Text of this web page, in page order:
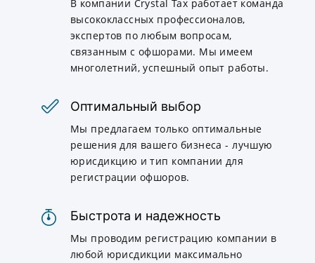
В компании Crystal Tax работает команда
высококлассных профессионалов,
экспертов по любым вопросам,
связанным с офшорами. Мы имеем
многолетний, успешный опыт работы.
Оптимальный выбор
Мы предлагаем только оптимальные
решения для вашего бизнеса - лучшую
юрисдикцию и тип компании для
регистрации офшоров.
Быстрота и надежность
Мы проводим регистрацию компании в
любой юрисдикции максимально